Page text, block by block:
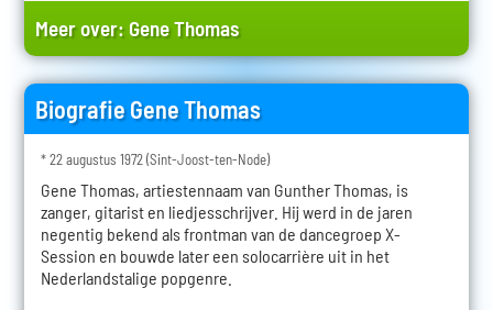
Meer over: Gene Thomas
Biografie Gene Thomas
* 22 augustus 1972 (Sint-Joost-ten-Node)
Gene Thomas, artiestennaam van Gunther Thomas, is
zanger, gitarist en liedjesschrijver. Hij werd in de jaren
negentig bekend als frontman van de dancegroep X-
Session en bouwde later een solocarrière uit in het
Nederlandstalige popgenre.